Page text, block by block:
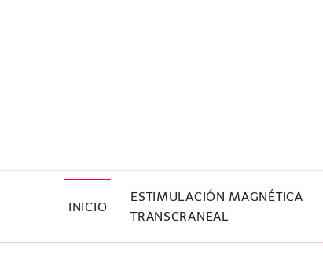
INICIO
ESTIMULACIÓN MAGNÉTICA
TRANSCRANEAL